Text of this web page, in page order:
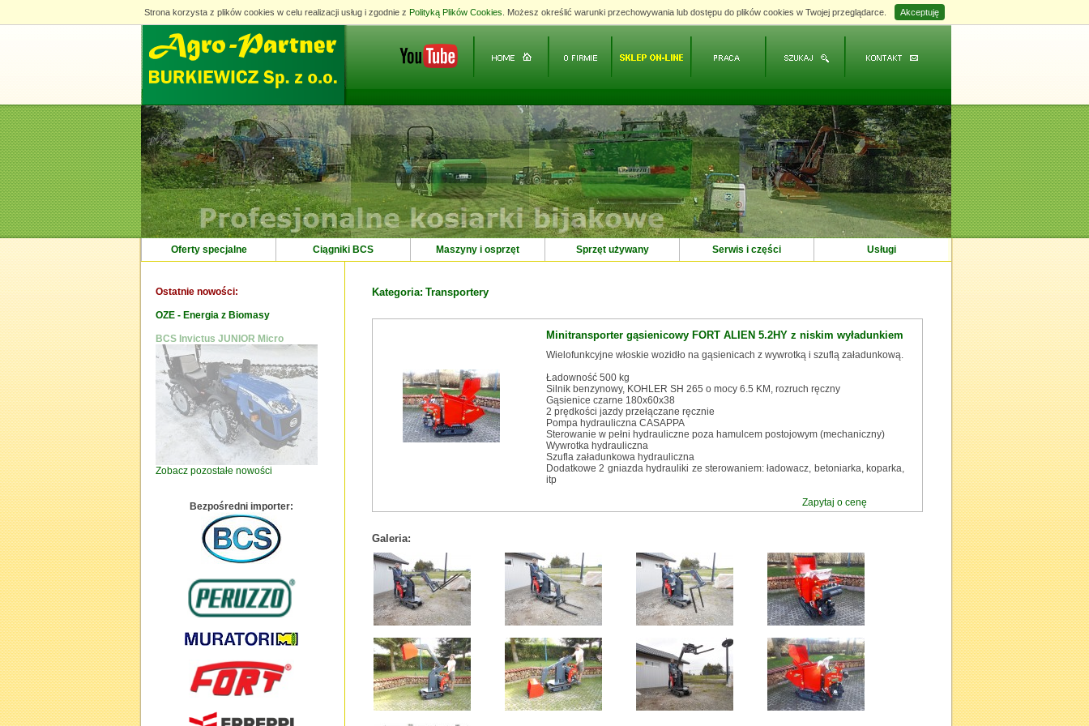
Oferty specjalne Ciągniki BCS Maszyny i osprzęt Sprzęt używany Serwis i części Usługi
Ostatnie nowości:
OZE - Energia z Biomasy
706 PowerSafe BCS Invictus JUNIOR Micro
Zobacz pozostałe nowości
Bezpośredni importer:
Kategoria: Transportery
Minitransporter gąsienicowy FORT ALIEN 5.2HY z niskim wyładunkiem
Wielofunkcyjne włoskie wozidło na gąsienicach z wywrotką i szuflą załadunkową.
Ładowność 500 kg
Silnik benzynowy, KOHLER SH 265 o mocy 6.5 KM, rozruch ręczny
Gąsienice czarne 180x60x38
2 prędkości jazdy przełączane ręcznie
Pompa hydrauliczna CASAPPA
Sterowanie w pełni hydrauliczne poza hamulcem postojowym (mechaniczny)
Wywrotka hydrauliczna
Szufla załadunkowa hydrauliczna
Dodatkowe 2 gniazda hydrauliki ze sterowaniem: ładowacz, betoniarka, koparka,
itp
Zapytaj o cenę
Galeria:
Strona korzysta z plików cookies w celu realizacji usług i zgodnie z Polityką Plików Cookies . Możesz określić warunki przechowywania lub dostępu do plików cookies w Twojej przeglądarce. Akceptuję
Strona korzysta z plików cookies w celu realizacji usług i zgodnie z Polityką Plików Cookies . Możesz określić warunki przechowywania lub dostępu do plików cookies w Twojej przeglądarce. Akceptuję